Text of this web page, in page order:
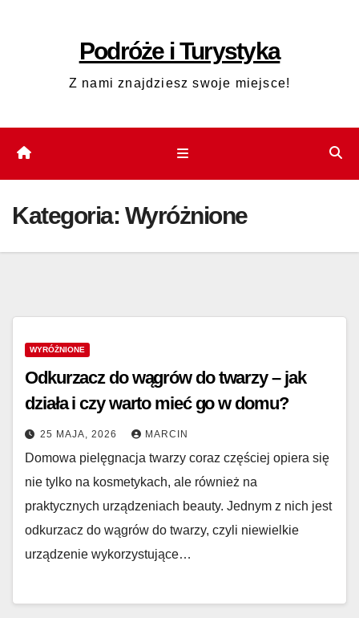
Podróże i Turystyka
Z nami znajdziesz swoje miejsce!
Kategoria: Wyróżnione
WYRÓŻNIONE
Odkurzacz do wągrów do twarzy – jak
działa i czy warto mieć go w domu?
25 MAJA, 2026 MARCIN
Domowa pielęgnacja twarzy coraz częściej opiera się
nie tylko na kosmetykach, ale również na
praktycznych urządzeniach beauty. Jednym z nich jest
odkurzacz do wągrów do twarzy, czyli niewielkie
urządzenie wykorzystujące…